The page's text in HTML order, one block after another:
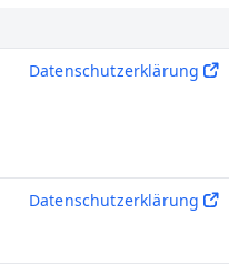
Datenschutzerklärung
Datenschutzerklärung